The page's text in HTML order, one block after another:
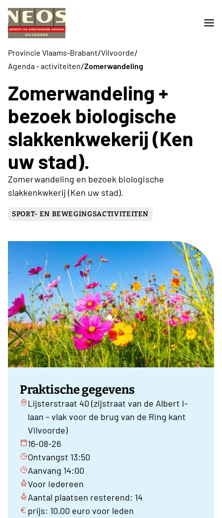
Provincie Vlaams-Brabant/Vilvoorde/
Agenda - activiteiten/Zomerwandeling
Zomerwandeling +
bezoek biologische
slakkenkwekerij (Ken
uw stad).
Zomerwandeling en bezoek biologische
slakkenkwkerij (Ken uw stad).
SPORT- EN BEWEGINGSACTIVITEITEN
Praktische gegevens
Lijsterstraat 40 (zijstraat van de Albert I-
laan – vlak voor de brug van de Ring kant
Vilvoorde)
16-08-26
Ontvangst 13:50
Aanvang 14:00
Voor iedereen
Aantal plaatsen resterend: 14
prijs: 10,00 euro voor leden